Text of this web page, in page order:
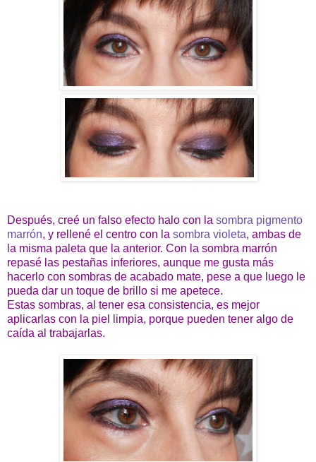
Después, creé un falso efecto halo con la sombra pigmento
marrón, y rellené el centro con la sombra violeta, ambas de
la misma paleta que la anterior. Con la sombra marrón
repasé las pestañas inferiores, aunque me gusta más
hacerlo con sombras de acabado mate, pese a que luego le
pueda dar un toque de brillo si me apetece.
Estas sombras, al tener esa consistencia, es mejor
aplicarlas con la piel limpia, porque pueden tener algo de
caída al trabajarlas.